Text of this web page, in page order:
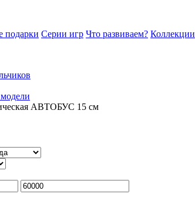
подарки Серии игр Что развиваем? Коллекции
АВТОБУС 15 см